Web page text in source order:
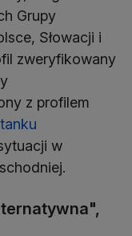
Grupy
Słowacji i
zweryfikowany
z profilem
w